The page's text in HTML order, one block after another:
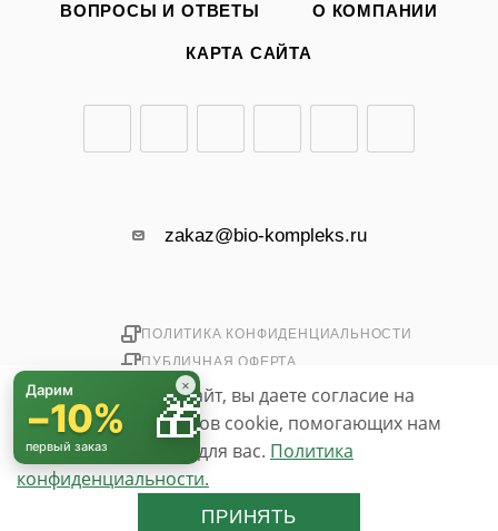
ВОПРОСЫ И ОТВЕТЫ О КОМПАНИИ
КАРТА САЙТА
zakaz@bio-kompleks.ru
ПОЛИТИКА КОНФИДЕНЦИАЛЬНОСТИ
ПУБЛИЧНАЯ ОФЕРТА
2026 © «БИО-комплекс»
До бесплатной доставки осталось
Используя данный сайт, вы даете согласие на
использование файлов cookie, помогающих нам
сделать его удобнее для вас. Политика
конфиденциальности.
ПРИНЯТЬ
Дарим
−10%
первый заказ 🎁
×